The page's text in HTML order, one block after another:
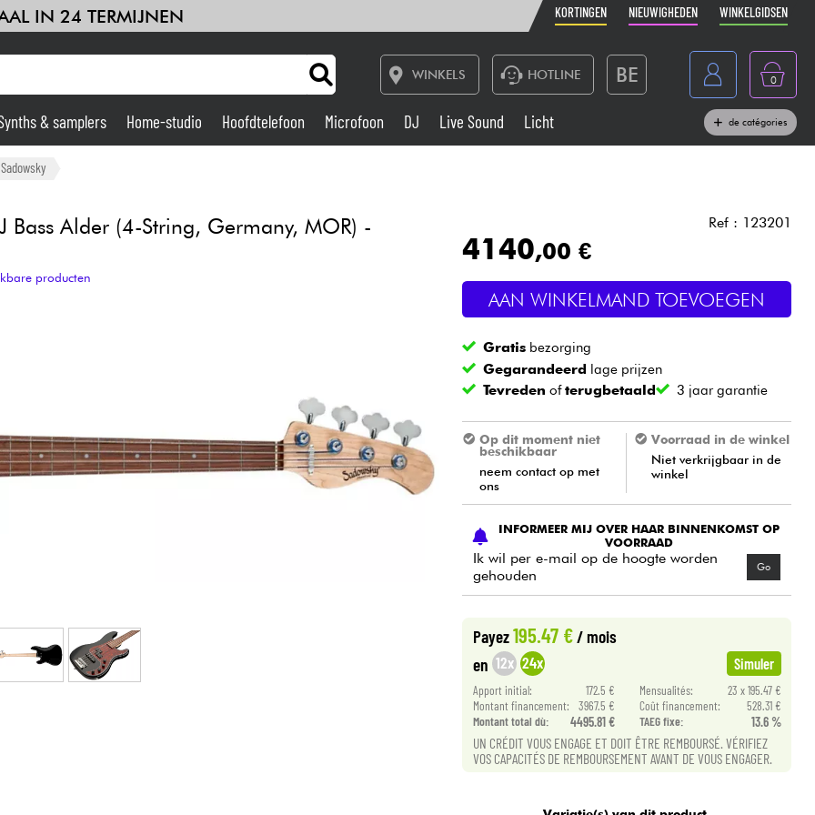
IN 24 TERMIJNEN KORTINGEN NIEUWIGHEDEN WINKELGIDSEN
WINKELS HOTLINE BE
France
Belgique
Nederland
0
Home-studio
Live Sound
Blaasinstrument
Kabels & toebehoren
Bekijk onze merken
& samplers Home-studio Hoofdtelefoon Microfoon DJ Live Sound Licht de catégories
Sadowsky
Alder (4-String, Germany, MOR) -
producten
Ref : 123201
4140,00 €
AAN WINKELMAND TOEVOEGEN
Gratis bezorging
Gegarandeerd lage prijzen
Tevreden ofterugbetaald 3 jaar garantie
Op dit moment niet
beschikbaar
neem contact op met
ons
Voorraad in de winkel
Niet verkrijgbaar in de
winkel
INFORMEER MIJ OVER HAAR BINNENKOMST OP
VOORRAAD
Ik wil per e-mail op de hoogte worden
gehouden
Go
Payez195.47 €/ mois
en 12x 24x Simuler
Apport initial: 172.5 € Mensualités:
23 x 195.47 €
Montant financement:
3967.5 € Coût financement:
528.31 €
Montant total dù:
4495.81 € TAEG fixe: 13.6 %
UN CRÉDIT VOUS ENGAGE ET DOIT ÊTRE REMBOURSÉ. VÉRIFIEZ
VOS CAPACITÉS DE REMBOURSEMENT AVANT DE VOUS ENGAGER.